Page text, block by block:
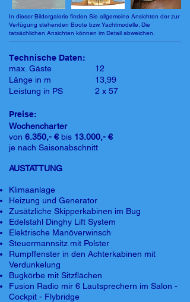
In dieser Bildergalerie finden Sie allgemeine Ansichten der zur
Verfügung stehenden Boote bzw. Yachtmodelle. Die
tatsächlichen Ansichten können im Detail abweichen.
Technische Daten:
max. Gäste
Länge in m
Leistung in PS
12
13,99
2 x 57
Preise:
Wochencharter
von 6.350,- € bis 13.000,- €
je nach Saisonabschnitt
AUSTATTUNG
Klimaanlage
Heizung und Generator
Zusätzliche Skipperkabinen im Bug
Edelstahl Dinghy Lift System
Elektrische Manöverwinsch
Steuermannsitz mit Polster
Rumpffenster in den Achterkabinen mit
Verdunkelung
Bugkörbe mit Sitzflächen
Fusion Radio mir 6 Lautsprechern im Salon -
Cockpit - Flybridge